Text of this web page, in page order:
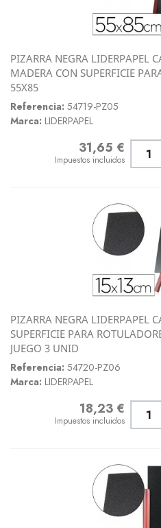
PIZARRA NEGRA LIDERPAPEL
MADERA CON SUPERFICIE
55X85
Referencia: 54719-PZ05
Marca: LIDERPAPEL
Precio31,65 €
Impuestos incluidos
PIZARRA NEGRA LIDERPAPEL
SUPERFICIE PARA
JUEGO 3 UNID
Referencia: 54720-PZ06
Marca: LIDERPAPEL
Precio18,23 €
Impuestos incluidos